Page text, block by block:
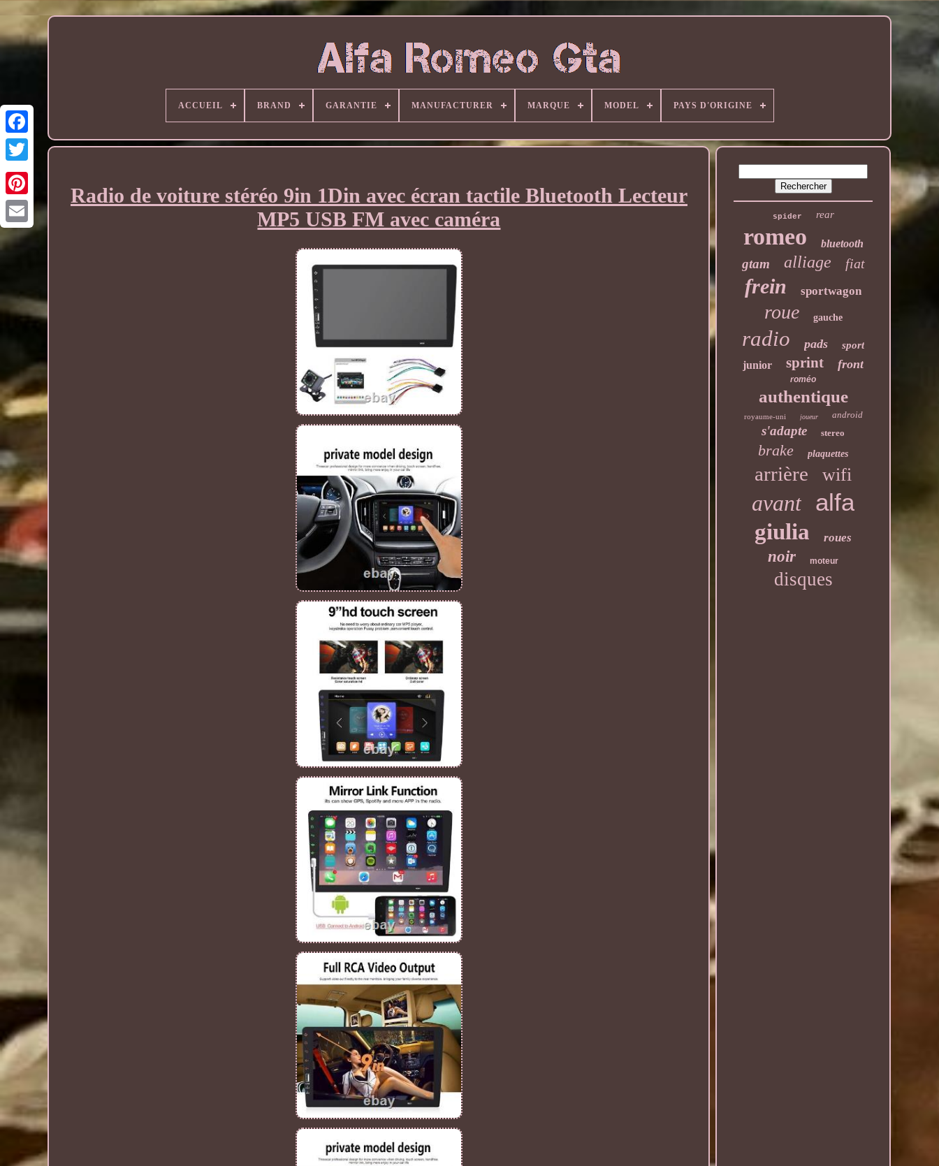
ACCUEIL BRAND GARANTIE MANUFACTURER MARQUE MODEL PAYS D'ORIGINE
Radio de voiture stéréo 9in 1Din avec écran tactile Bluetooth Lecteur
MP5 USB FM avec caméra
spider rear
romeo bluetooth
gtam alliage fiat
frein sportwagon
roue gauche
radio pads sport
junior sprint front
roméo
authentique
royaume-uni joueur android
s'adapte stereo
brake plaquettes
arrière wifi
avant alfa
giulia roues
noir moteur
disques